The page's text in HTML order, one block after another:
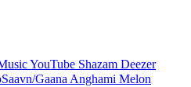
YouTube Shazam Deezer
Gaana Anghami Melon